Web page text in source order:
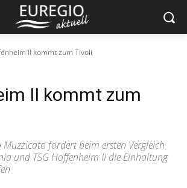
II kommt zum Tivoli
II kommt zum
Muzzicato fordert beim ersten Vergleich
und TSG Hoffenheim II die Einhaltung